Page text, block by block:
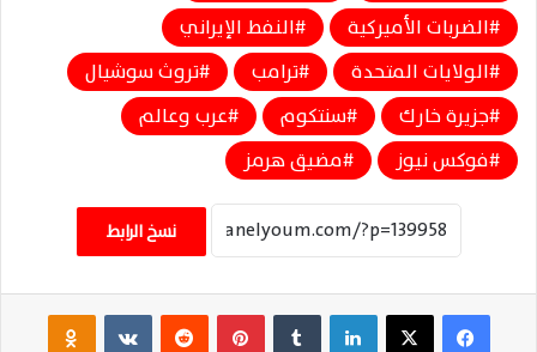
الضربات الأميركية
النفط الإيراني
الولايات المتحدة
ترامب
تروث سوشيال
جزيرة خارك
سنتكوم
عرب وعالم
فوكس نيوز
مضيق هرمز
نسخ الرابط
فيسبوك ‫X لينكدإن بينتيريست ‏VKontakte